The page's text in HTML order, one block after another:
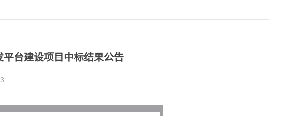
台建设项目中标结果公告